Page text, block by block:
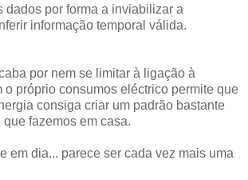
dados por forma a inviabilizar a
informação temporal válida.
por nem se limitar à ligação à
o próprio consumos eléctrico permite que
consiga criar um padrão bastante
fazemos em casa.
em dia... parece ser cada vez mais uma